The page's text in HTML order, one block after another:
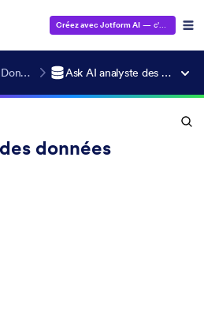
Créez avec Jotform AI — c'est gratuit !
Données Ask AI analyste des données
données